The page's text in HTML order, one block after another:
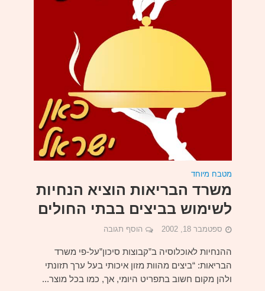
מטבח מיוחד
משרד הבריאות הוציא הנחיות
לשימוש בביצים בבתי החולים
ספטמבר 18, 2002 הוסף תגובה
ההנחיות לאוכלוסיה ב”קבוצות סיכון”על-פי משרד
הבריאות: “ביצים מהוות מזון איכותי בעל ערך תזונתי
ולהן מקום חשוב בתפריט היומי, אך, כמו בכל מוצר...